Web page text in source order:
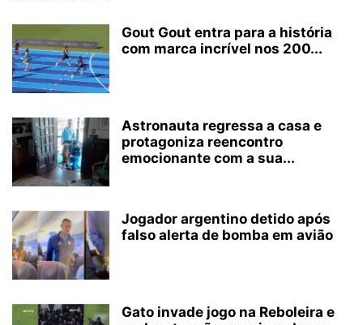
Gout Gout entra para a história
com marca incrível nos 200...
Astronauta regressa a casa e
protagoniza reencontro
emocionante com a sua...
Jogador argentino detido após
falso alerta de bomba em avião
Gato invade jogo na Reboleira e